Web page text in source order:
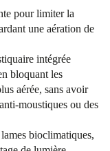
pour limiter la
une aération de
intégrée
bloquant les
aérée, sans avoir
moustiques ou des
bioclimatiques,